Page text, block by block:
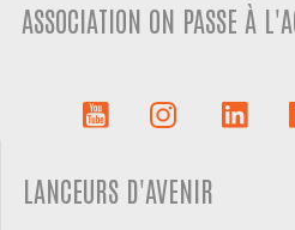
ASSOCIATION ON PASSE À
LANCEURS D'AVENIR